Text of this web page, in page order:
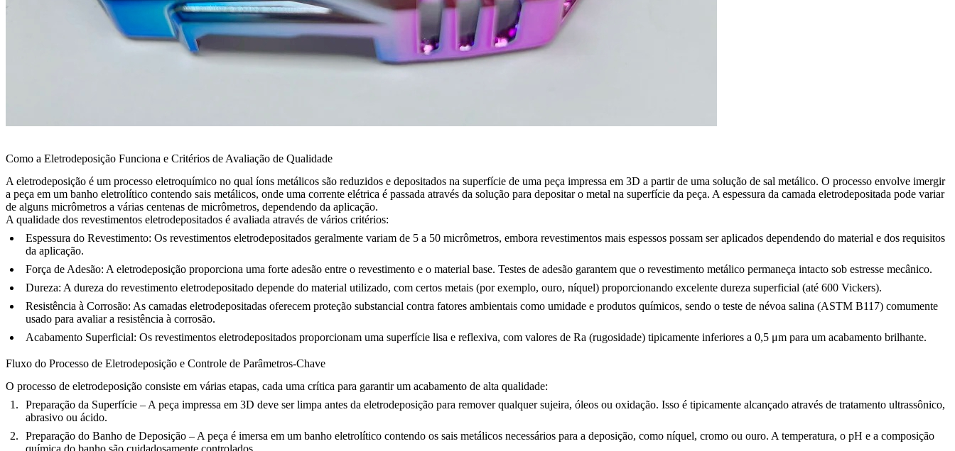
Como a Eletrodeposição Funciona e Critérios de Avaliação de Qualidade
A eletrodeposição é um processo eletroquímico no qual íons metálicos são reduzidos e depositados na superfície de uma peça impressa em 3D a partir de uma solução de sal metálico. O processo envolve imergir
a peça em um banho eletrolítico contendo sais metálicos, onde uma corrente elétrica é passada através da solução para depositar o metal na superfície da peça. A espessura da camada eletrodepositada pode variar
de alguns micrômetros a várias centenas de micrômetros, dependendo da aplicação.
A qualidade dos revestimentos eletrodepositados é avaliada através de vários critérios:
Espessura do Revestimento: Os revestimentos eletrodepositados geralmente variam de 5 a 50 micrômetros, embora revestimentos mais espessos possam ser aplicados dependendo do material e dos requisitos
da aplicação.
Força de Adesão: A eletrodeposição proporciona uma forte adesão entre o revestimento e o material base. Testes de adesão garantem que o revestimento metálico permaneça intacto sob estresse mecânico.
Dureza: A dureza do revestimento eletrodepositado depende do material utilizado, com certos metais (por exemplo, ouro, níquel) proporcionando excelente dureza superficial (até 600 Vickers).
Resistência à Corrosão: As camadas eletrodepositadas oferecem proteção substancial contra fatores ambientais como umidade e produtos químicos, sendo o teste de névoa salina (ASTM B117) comumente
usado para avaliar a resistência à corrosão.
Acabamento Superficial: Os revestimentos eletrodepositados proporcionam uma superfície lisa e reflexiva, com valores de Ra (rugosidade) tipicamente inferiores a 0,5 μm para um acabamento brilhante.
Fluxo do Processo de Eletrodeposição e Controle de Parâmetros-Chave
O processo de eletrodeposição consiste em várias etapas, cada uma crítica para garantir um acabamento de alta qualidade:
Preparação da Superfície – A peça impressa em 3D deve ser limpa antes da eletrodeposição para remover qualquer sujeira, óleos ou oxidação. Isso é tipicamente alcançado através de tratamento ultrassônico,
abrasivo ou ácido.
Preparação do Banho de Deposição – A peça é imersa em um banho eletrolítico contendo os sais metálicos necessários para a deposição, como níquel, cromo ou ouro. A temperatura, o pH e a composição